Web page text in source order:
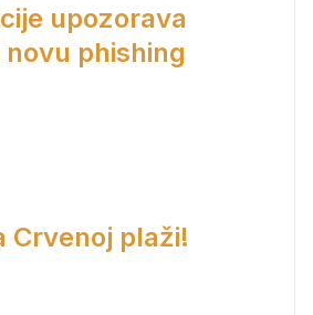
upozorava
phishing
Crvenoj plaži!